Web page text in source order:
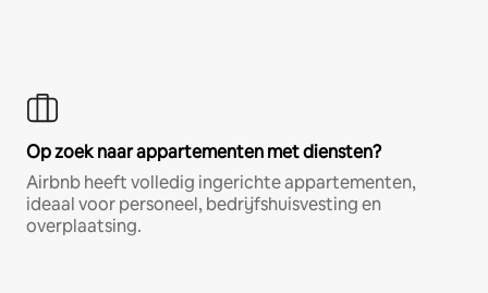
Op zoek naar appartementen met diensten?
Airbnb heeft volledig ingerichte appartementen,
ideaal voor personeel, bedrijfshuisvesting en
overplaatsing.